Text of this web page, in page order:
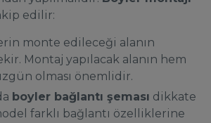
edilir:
monte edileceği alanın
Montaj yapılacak alanın hem
olması önemlidir.
boyler bağlantı şeması dikkate
farklı bağlantı özelliklerine